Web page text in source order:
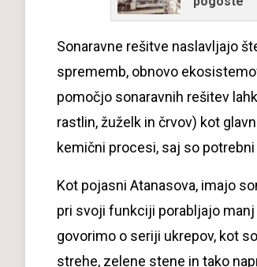
Sonaravne rešitve naslavljajo
sprememb, obnovo
pomočjo sonaravnih rešitev
rastlin, žuželk in črvov) kot
kemični procesi, saj so
Kot pojasni Atanasova, imajo
pri svoji funkciji porabljajo
govorimo o seriji ukrepov, kot
strehe, zelene stene in tako